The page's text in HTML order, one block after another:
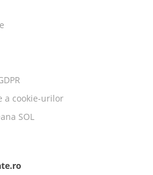
a cookie-urilor
SOL